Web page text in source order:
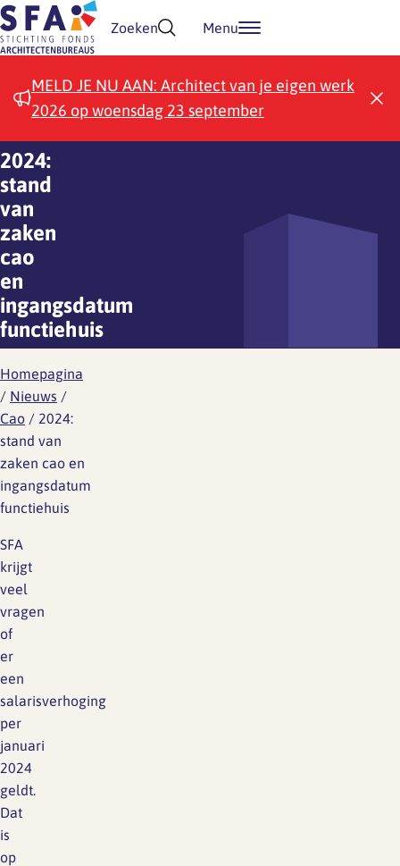
Doorgaan naar inhoud
Zoeken Menu
MELD JE NU AAN: Architect van je eigen werk
2026 op woensdag 23 september
2024:
stand
van
zaken
cao
en
ingangsdatum
functiehuis
Homepagina
/ Nieuws /
Cao / 2024:
stand van
zaken cao en
ingangsdatum
functiehuis
SFA
krijgt
veel
vragen
of
er
een
salarisverhoging
per
januari
2024
geldt.
Dat
is
op